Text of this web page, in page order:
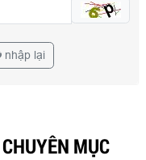
nhập lại
MỤC